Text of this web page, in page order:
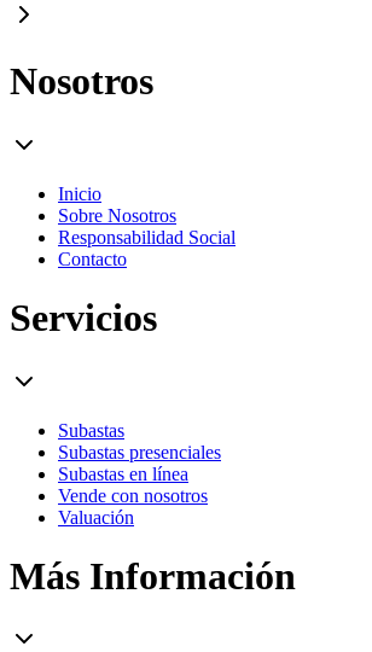
Nosotros
Inicio
Sobre Nosotros
Responsabilidad Social
Contacto
Servicios
Subastas
Subastas presenciales
Subastas en línea
Vende con nosotros
Valuación
Más Información